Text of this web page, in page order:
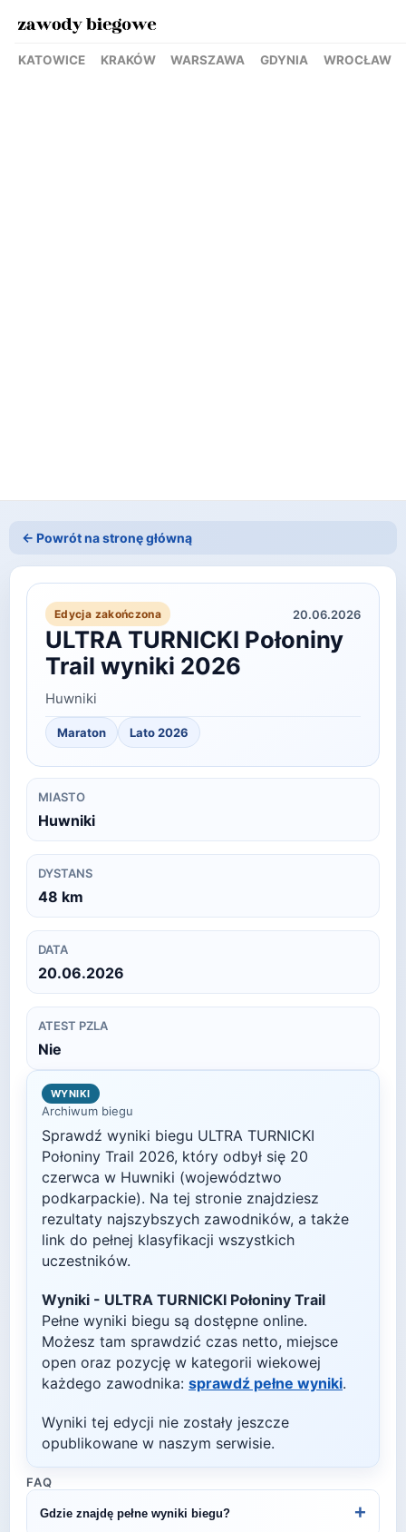
KATOWICE KRAKÓW WARSZAWA GDYNIA WROCŁAW
← Powrót na stronę główną
Edycja zakończona 20.06.2026
ULTRA TURNICKI Połoniny
Trail wyniki 2026
Huwniki
Maraton Lato2026
MIASTO
Huwniki
DYSTANS
48 km
DATA
20.06.2026
ATEST PZLA
Nie
WYNIKI
Archiwum biegu
Sprawdź wyniki biegu ULTRA TURNICKI
Połoniny Trail 2026, który odbył się 20
czerwca w Huwniki (województwo
podkarpackie). Na tej stronie znajdziesz
rezultaty najszybszych zawodników, a także
link do pełnej klasyfikacji wszystkich
uczestników.
Wyniki - ULTRA TURNICKI Połoniny Trail
Pełne wyniki biegu są dostępne online.
Możesz tam sprawdzić czas netto, miejsce
open oraz pozycję w kategorii wiekowej
każdego zawodnika: sprawdź pełne wyniki.
Wyniki tej edycji nie zostały jeszcze
opublikowane w naszym serwisie.
FAQ
Gdzie znajdę pełne wyniki biegu? +